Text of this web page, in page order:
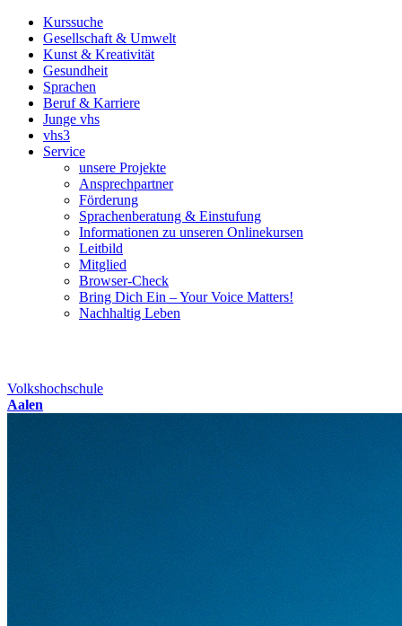
Kurssuche
Gesellschaft & Umwelt
Kunst & Kreativität
Gesundheit
Sprachen
Beruf & Karriere
Junge vhs
vhs3
Service
unsere Projekte
Ansprechpartner
Förderung
Sprachenberatung & Einstufung
Informationen zu unseren Onlinekursen
Leitbild
Mitglied
Browser-Check
Bring Dich Ein – Your Voice Matters!
Nachhaltig Leben
Volkshochschule
Aalen